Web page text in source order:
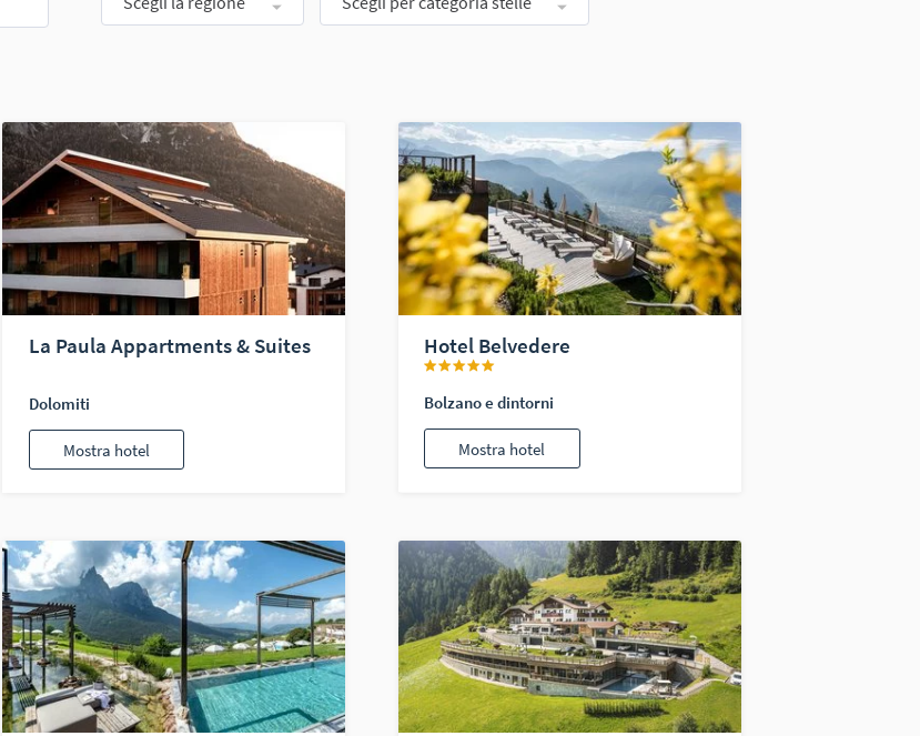
La Paula Appartments & Suites
Dolomiti
Mostra hotel
Hotel Belvedere
Bolzano e dintorni
Mostra hotel